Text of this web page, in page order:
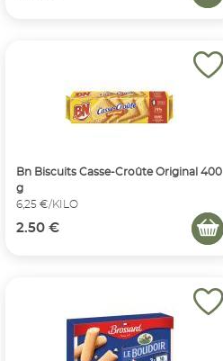
Bn Biscuits Casse-Croûte Original 400
g
6,25 €/KILO
2.50 €